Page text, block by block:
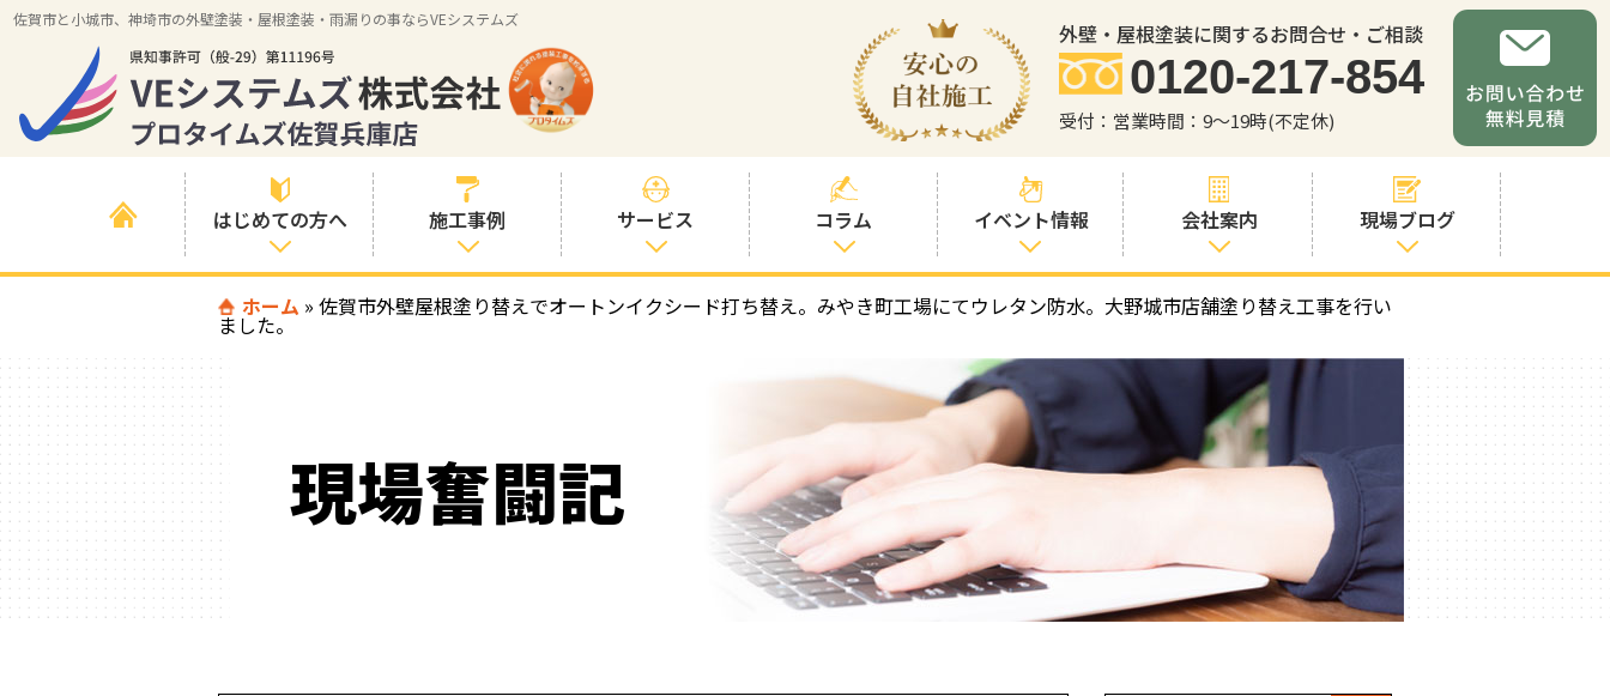
佐賀市と小城市、神埼市の外壁塗装・屋根塗装・雨漏りの事ならVEシステムズ
外壁・屋根塗装に関するお問合せ・ご相談
0120-217-854
受付：営業時間：9～19時(不定休)
はじめての方へ
はじめて外壁塗
装を検討されて
いる方へ
喜んでいただけ
る３つの理由
施工事例
すべての事例
色の事例
サービス
塗装プランと価
お客様との交流
を大切に
コラム
社長コラム
イベント情報 会社案内
会社案内
職人・スタッフ
紹介
お問い合わせか
らの流れ
求人情報
現場ブログ
ホーム » 佐賀市外壁屋根塗り替えでオートンイクシード打ち替え。みやき町工場にてウレタン防水。大野城市店舗塗り替え工事を行い
ました。
現場奮闘記